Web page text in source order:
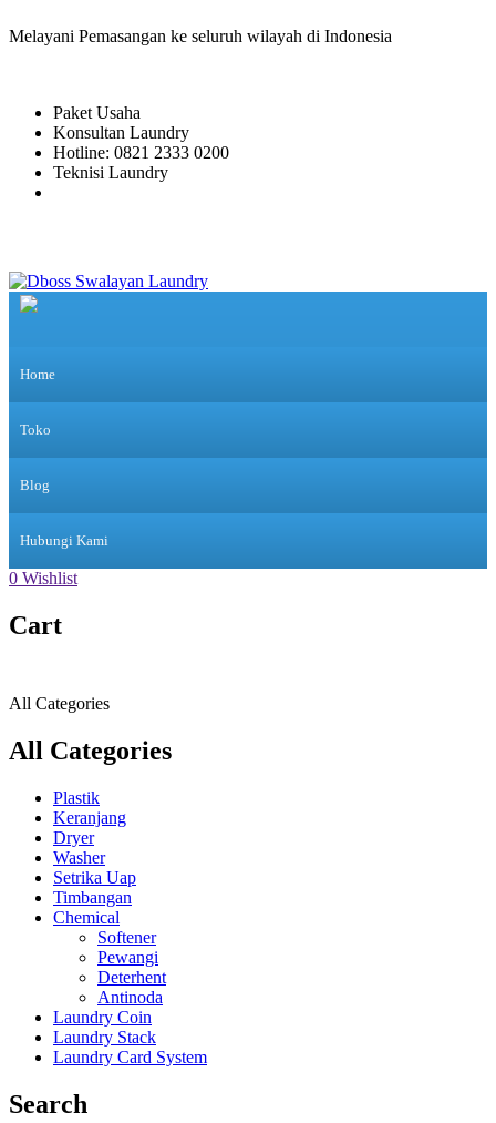
Melayani Pemasangan ke seluruh wilayah di Indonesia
Paket Usaha
Konsultan Laundry
Hotline: 0821 2333 0200
Teknisi Laundry
Home
Toko
Blog
Hubungi Kami
0 Wishlist
Cart
All Categories
All Categories
Plastik
Keranjang
Dryer
Washer
Setrika Uap
Timbangan
Chemical
Softener
Pewangi
Deterhent
Antinoda
Laundry Coin
Laundry Stack
Laundry Card System
Search